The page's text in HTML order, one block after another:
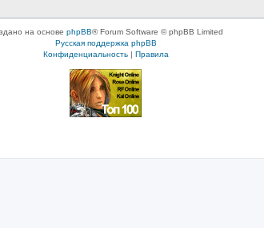
на основе phpBB® Forum Software © phpBB Limited
Русская поддержка phpBB
Конфиденциальность| Правила